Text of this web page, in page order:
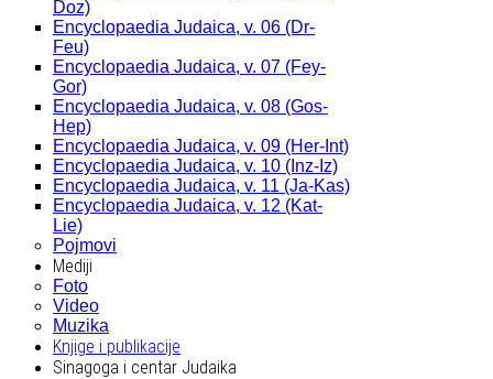
Doz)
Encyclopaedia Judaica, v. 06 (Dr-
Feu)
Encyclopaedia Judaica, v. 07 (Fey-
Gor)
Encyclopaedia Judaica, v. 08 (Gos-
Hep)
Encyclopaedia Judaica, v. 09 (Her-Int)
Encyclopaedia Judaica, v. 10 (Inz-Iz)
Encyclopaedia Judaica, v. 11 (Ja-Kas)
Encyclopaedia Judaica, v. 12 (Kat-
Lie)
Pojmovi
Mediji
Foto
Video
Muzika
Knjige i publikacije
Sinagoga i centar Judaika